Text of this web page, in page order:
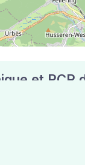
et PCR